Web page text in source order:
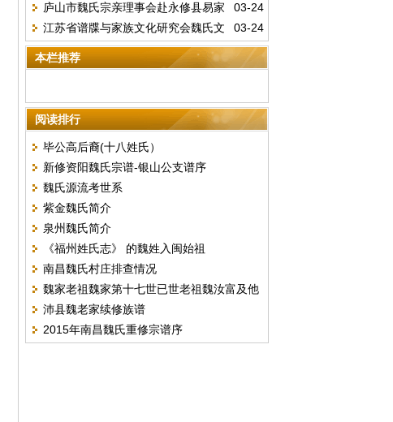
心共筑家族传承
03-24
庐山市魏氏宗亲理事会赴永修县易家
河村拜谒魏源墓
03-24
江苏省谱牒与家族文化研究会魏氏文
史委员会筹备会议成功召开，开启家族文化
传承新征程
本栏推荐
阅读排行
毕公高后裔(十八姓氏）
新修资阳魏氏宗谱-银山公支谱序
魏氏源流考世系
紫金魏氏简介
泉州魏氏简介
《福州姓氏志》 的魏姓入闽始祖
南昌魏氏村庄排查情况
魏家老祖魏家第十七世已世老祖魏汝富及他
人老照片。
沛县魏老家续修族谱
2015年南昌魏氏重修宗谱序